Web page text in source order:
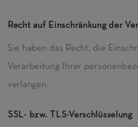
Recht auf Einschränkung der
Sie haben das Recht, die
Verarbeitung Ihrer
verlangen.
SSL- bzw. TLS-Verschlüsselung